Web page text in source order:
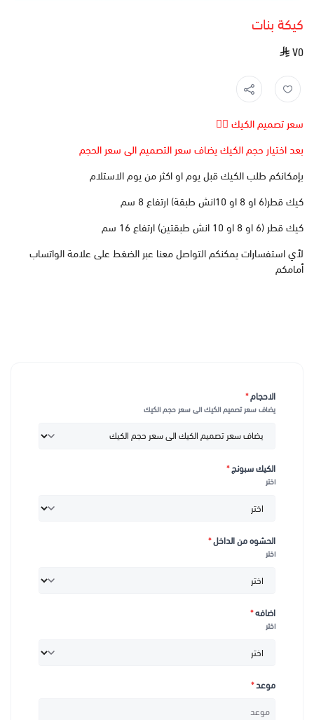
كيكة بنات
٧٥
سعر تصميم الكيك 👆🏻
بعد اختيار حجم الكيك يضاف سعر التصميم الى سعر الحجم
بإمكانكم طلب الكيك قبل يوم او اكثر من يوم الاستلام
كيك قطر(6 او 8 او 10انش طبقة) ارتفاع 8 سم
كيك قطر (6 او 8 او 10 انش طبقتين) ارتفاع 16 سم
لأي استفسارات يمكنكم التواصل معنا عبر الضغط على علامة الواتساب
أمامكم
الاحجام*
يضاف سعر تصميم الكيك الى سعر حجم الكيك
الكيك سبونج*
اختر
الحشوه من الداخل*
اختر
اضافه*
اختر
موعد*